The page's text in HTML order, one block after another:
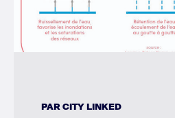
PARCITY LINKED